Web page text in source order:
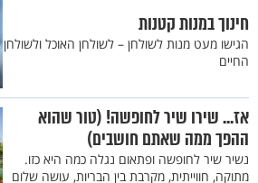
חינוך במנות קטנות
הגישו מעט מנות לשולחן – לשולחן האוכל ולשולחן
החיים
אז... שירו שיר לחופשה! (טור שהוא
ההפך ממה שאתם חושבים)
נשיר שיר לחופשה ופתאום נגלה כמה היא כזו.
מתוקה, חווייתית, מקרבת בין הבריות, עושה שלום